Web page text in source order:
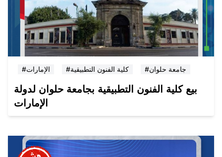
#الإمارات #كلية الفنون التطبيقية #جامعة حلوان
بيع كلية الفنون التطبيقية بجامعة حلوان لدولة
الإمارات